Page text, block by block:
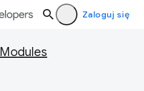
Zaloguj się
Modules